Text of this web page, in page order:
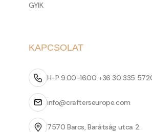
GYIK
KAPCSOLAT
H-P 9.00-16.00 +36 30 335
info@crafterseurope.com
7570 Barcs, Barátság utca 2.